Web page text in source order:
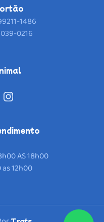
1486
0216
AS 18h00
12h00